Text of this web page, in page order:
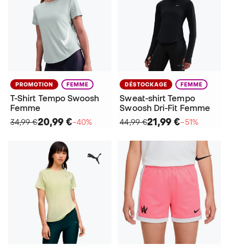
PROMOTION FEMME
T-Shirt Tempo Swoosh
Femme
34,99 €20,99 €−40%
DÉSTOCKAGE FEMME
Sweat-shirt Tempo
Swoosh Dri-Fit Femme
44,99 €21,99 €−51%